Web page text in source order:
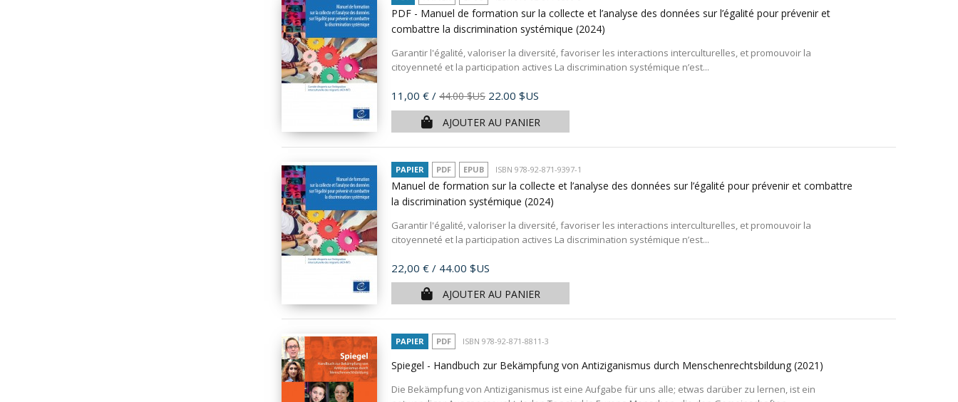
PDF - Manuel de formation sur la collecte et l’analyse des données sur l’égalité pour prévenir et
combattre la discrimination systémique (2024)
Garantir l'égalité, valoriser la diversité, favoriser les interactions interculturelles, et promouvoir la
citoyenneté et la participation actives La discrimination systémique n’est...
Prix
11,00 € / 44.00 $US 22.00 $US
AJOUTER AU PANIER
PAPIER PDF EPUB ISBN 978-92-871-9397-1
Manuel de formation sur la collecte et l’analyse des données sur l’égalité pour prévenir et combattre
la discrimination systémique (2024)
Garantir l'égalité, valoriser la diversité, favoriser les interactions interculturelles, et promouvoir la
citoyenneté et la participation actives La discrimination systémique n’est...
Prix
22,00 € / 44.00 $US
AJOUTER AU PANIER
PAPIER PDF ISBN 978-92-871-8811-3
Spiegel - Handbuch zur Bekämpfung von Antiziganismus durch Menschenrechtsbildung (2021)
Die Bekämpfung von Antiziganismus ist eine Aufgabe für uns alle; etwas darüber zu lernen, ist ein